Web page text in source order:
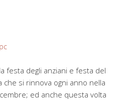
la festa degli anziani e festa del
che si rinnova ogni anno nella
ed anche questa volta